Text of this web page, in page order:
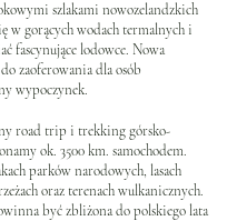
szlakami nowozelandzkich
w gorących wodach termalnych i
fascynujące lodowce. Nowa
zaoferowania dla osób
wypoczynek.
road trip i trekking górsko-
ok. 3500 km. samochodem.
parków narodowych, lasach
oraz terenach wulkanicznych.
być zbliżona do polskiego lata